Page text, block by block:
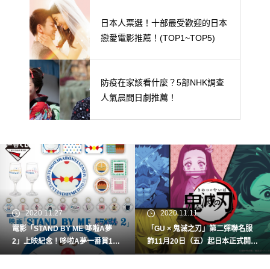
日本人票選！十部最受歡迎的日本
戀愛電影推薦！(TOP1~TOP5)
防疫在家該看什麼？5部NHK調查
人氣晨間日劇推薦！
2020.11.27
電影「STAND BY ME 哆啦A夢
2」上映紀念！哆啦A夢一番賞12
月5日(六)開賣！
2020.11.11
「GU × 鬼滅之刃」第二彈聯名服
飾11月20日（五）起日本正式開
賣！